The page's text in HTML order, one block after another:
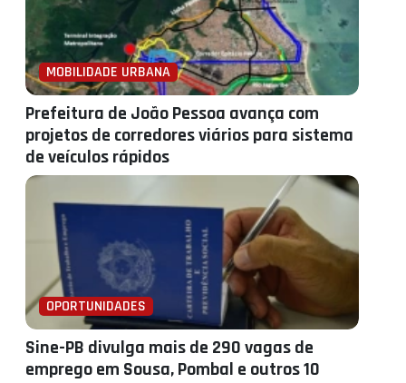
MOBILIDADE URBANA
Prefeitura de João Pessoa avança com
projetos de corredores viários para sistema
de veículos rápidos
OPORTUNIDADES
Sine-PB divulga mais de 290 vagas de
emprego em Sousa, Pombal e outros 10